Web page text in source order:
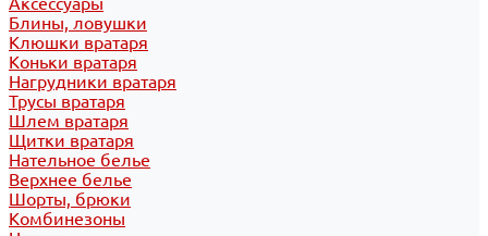
Блины, ловушки
Клюшки вратаря
Коньки вратаря
Нагрудники вратаря
Трусы вратаря
Шлем вратаря
Щитки вратаря
Нательное белье
Верхнее белье
Шорты, брюки
Комбинезоны